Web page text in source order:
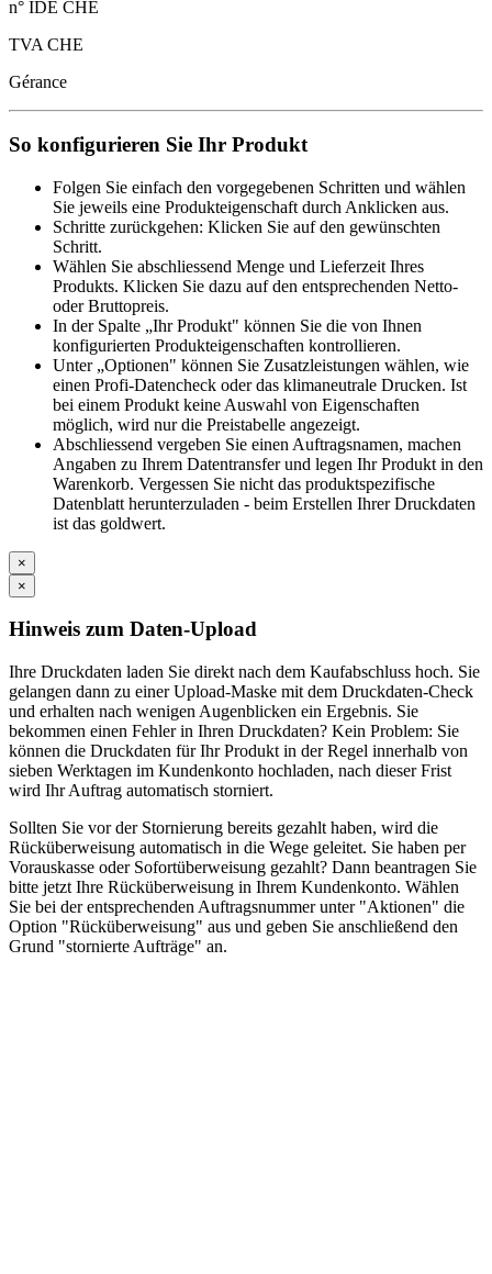
n° IDE CHE
TVA CHE
Gérance
So konfigurieren Sie Ihr Produkt
Folgen Sie einfach den vorgegebenen Schritten und wählen
Sie jeweils eine Produkteigenschaft durch Anklicken aus.
Schritte zurückgehen: Klicken Sie auf den gewünschten
Schritt.
Wählen Sie abschliessend Menge und Lieferzeit Ihres
Produkts. Klicken Sie dazu auf den entsprechenden Netto-
oder Bruttopreis.
In der Spalte „Ihr Produkt" können Sie die von Ihnen
konfigurierten Produkteigenschaften kontrollieren.
Unter „Optionen" können Sie Zusatzleistungen wählen, wie
einen Profi-Datencheck oder das klimaneutrale Drucken. Ist
bei einem Produkt keine Auswahl von Eigenschaften
möglich, wird nur die Preistabelle angezeigt.
Abschliessend vergeben Sie einen Auftragsnamen, machen
Angaben zu Ihrem Datentransfer und legen Ihr Produkt in den
Warenkorb. Vergessen Sie nicht das produktspezifische
Datenblatt herunterzuladen - beim Erstellen Ihrer Druckdaten
ist das goldwert.
×
×
Hinweis zum Daten-Upload
Ihre Druckdaten laden Sie direkt nach dem Kaufabschluss hoch. Sie
gelangen dann zu einer Upload-Maske mit dem Druckdaten-Check
und erhalten nach wenigen Augenblicken ein Ergebnis. Sie
bekommen einen Fehler in Ihren Druckdaten? Kein Problem: Sie
können die Druckdaten für Ihr Produkt in der Regel innerhalb von
sieben Werktagen im Kundenkonto hochladen, nach dieser Frist
wird Ihr Auftrag automatisch storniert.
Sollten Sie vor der Stornierung bereits gezahlt haben, wird die
Rücküberweisung automatisch in die Wege geleitet. Sie haben per
Vorauskasse oder Sofortüberweisung gezahlt? Dann beantragen Sie
bitte jetzt Ihre Rücküberweisung in Ihrem Kundenkonto. Wählen
Sie bei der entsprechenden Auftragsnummer unter "Aktionen" die
Option "Rücküberweisung" aus und geben Sie anschließend den
Grund "stornierte Aufträge" an.